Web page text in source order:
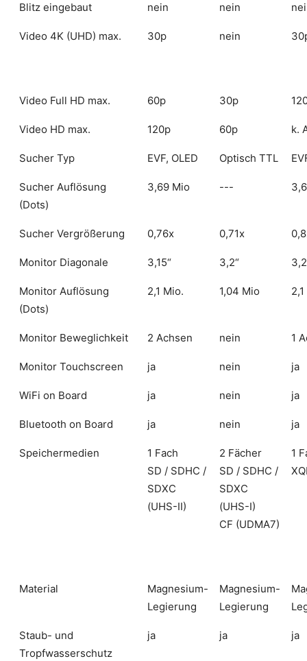
Blitz eingebaut nein nein
Video 4K (UHD) max. 30p nein
Video Full HD max. 60p 30p
Video HD max. 120p 60p k.
Sucher Typ EVF, OLED Optisch TTL
Sucher Auflösung
(Dots)
3,69 Mio ---
Sucher Vergrößerung 0,76x 0,71x
Monitor Diagonale 3,15“ 3,2“
Monitor Auflösung
(Dots)
2,1 Mio. 1,04 Mio
Monitor Beweglichkeit 2 Achsen nein 1
Monitor Touchscreen ja nein ja
WiFi on Board ja nein ja
Bluetooth on Board ja nein ja
Speichermedien
1 Fach
SD / SDHC /
SDXC
(UHS-II)
2 Fächer
SD / SDHC /
SDXC
(UHS-I)
CF (UDMA7)
1
Material
Magnesium-
Legierung
Magnesium-
Legierung
Staub- und
Tropfwasserschutz
ja ja ja